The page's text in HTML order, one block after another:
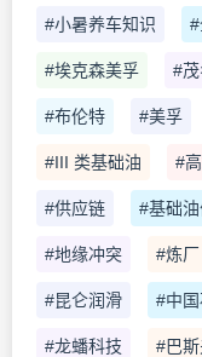
#小暑养车知识
#埃克森美孚 #
#布伦特 #美孚
#III 类基础油 #
#供应链 #基础
#地缘冲突 #炼厂
#昆仑润滑 #中
#龙蟠科技 #巴斯